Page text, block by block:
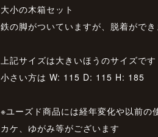
大小の木箱セット
鉄の脚がついていますが、脱着ができ
上記サイズは大きいほうのサイズです
小さい方は W: 115 D: 115 H: 185
※ユーズド商品には経年変化や以前の
カケ、ゆがみ等がございます